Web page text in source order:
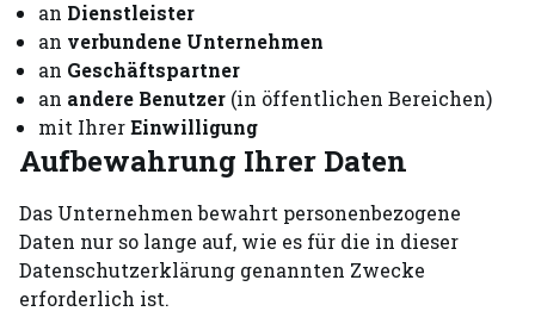
an Dienstleister
an verbundene Unternehmen
an Geschäftspartner
an andere Benutzer (in öffentlichen Bereichen)
mit IhrerEinwilligung
Aufbewahrung Ihrer Daten
Das Unternehmen bewahrt personenbezogene
Daten nur so lange auf, wie es für die in dieser
Datenschutzerklärung genannten Zwecke
erforderlich ist.